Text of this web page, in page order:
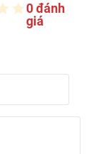
0 đánh
giá